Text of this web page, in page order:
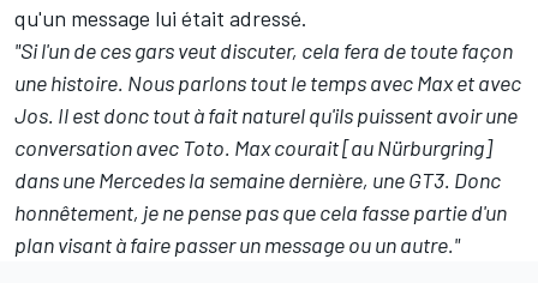
qu'un message lui était adressé.
"Si l'un de ces gars veut discuter, cela fera de toute façon
une histoire. Nous parlons tout le temps avec Max et avec
Jos. Il est donc tout à fait naturel qu'ils puissent avoir une
conversation avec Toto. Max courait [au Nürburgring]
dans une Mercedes la semaine dernière, une GT3. Donc
honnêtement, je ne pense pas que cela fasse partie d'un
plan visant à faire passer un message ou un autre."